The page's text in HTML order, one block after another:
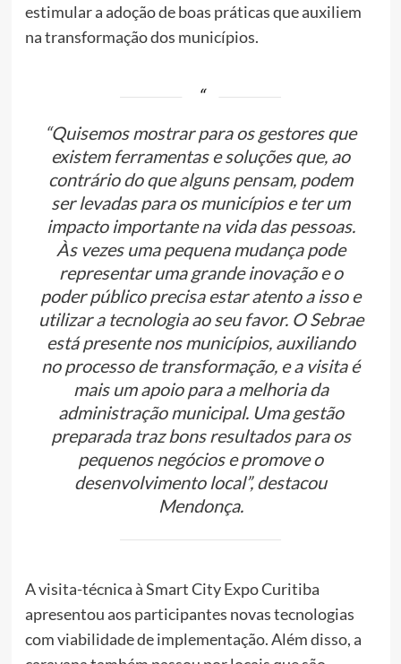
estimular a adoção de boas práticas que auxiliem
na transformação dos municípios.
“Quisemos mostrar para os gestores que
existem ferramentas e soluções que, ao
contrário do que alguns pensam, podem
ser levadas para os municípios e ter um
impacto importante na vida das pessoas.
Às vezes uma pequena mudança pode
representar uma grande inovação e o
poder público precisa estar atento a isso e
utilizar a tecnologia ao seu favor. O Sebrae
está presente nos municípios, auxiliando
no processo de transformação, e a visita é
mais um apoio para a melhoria da
administração municipal. Uma gestão
preparada traz bons resultados para os
pequenos negócios e promove o
desenvolvimento local”, destacou
Mendonça.
A visita-técnica à Smart City Expo Curitiba
apresentou aos participantes novas tecnologias
com viabilidade de implementação. Além disso, a